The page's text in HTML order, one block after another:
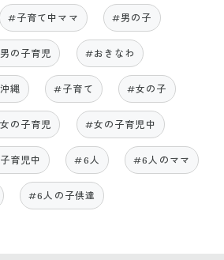
#子育て中ママ #男の子
の子育児 #おきなわ
縄 #子育て #女の子
の子育児 #女の子育児中
育児中 #6人 #6人のママ
#6人の子供達